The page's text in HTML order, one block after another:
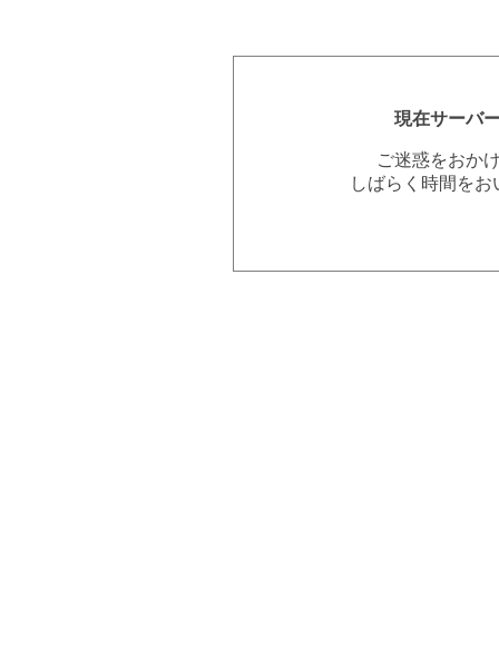
現在サーバ
ご迷惑をおか
しばらく時間を